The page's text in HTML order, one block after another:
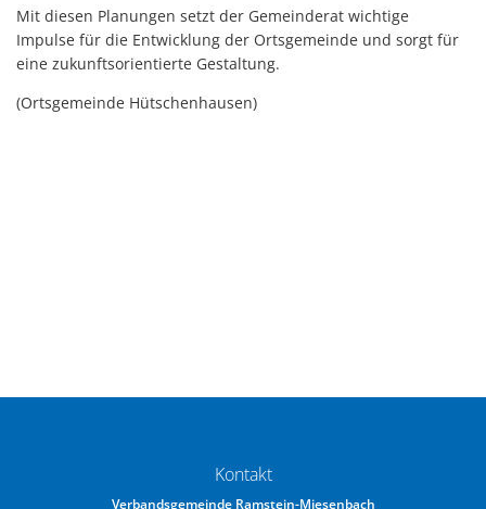
Mit diesen Planungen setzt der Gemeinderat wichtige
Impulse für die Entwicklung der Ortsgemeinde und sorgt für
eine zukunftsorientierte Gestaltung.
(Ortsgemeinde Hütschenhausen)
Kontakt
Verbandsgemeinde Ramstein-Miesenbach